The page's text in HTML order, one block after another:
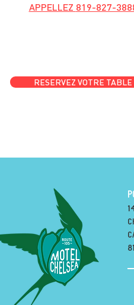
APPELLEZ 819-827-
RESERVEZ VOTRE TABLE